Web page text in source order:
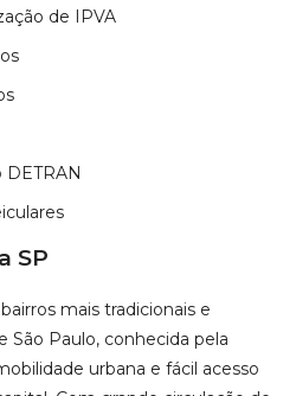
de IPVA
DETRAN
SP
mais tradicionais e
São Paulo, conhecida pela
urbana e fácil acesso